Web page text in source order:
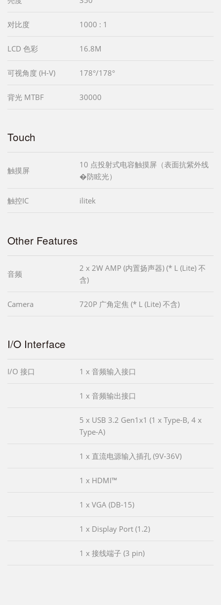
对比度 1000 : 1
LCD 色彩 16.8M
可视角度 (H-V) 178°/178°
背光 MTBF 30000
Touch
触摸屏
10 点投射式电容触摸屏（表面抗紫外线
�防眩光）
触控IC ilitek
Other Features
音频
2 x 2W AMP (内置扬声器) (* L (Lite) 不
含)
Camera 720P 广角定焦 (* L (Lite) 不含)
I/O Interface
I/O 接口 1 x 音频输入接口
1 x 音频输出接口
5 x USB 3.2 Gen1x1 (1 x Type-B, 4 x
Type-A)
1 x 直流电源输入插孔 (9V-36V)
1 x HDMI™
1 x VGA (DB-15)
1 x Display Port (1.2)
1 x 接线端子 (3 pin)